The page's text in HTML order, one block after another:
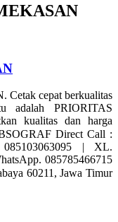
cepat berkualitas
adalah PRIORITAS
kualitas dan harga
Direct Call :
085103063095 | XL.
085785466715
60211, Jawa Timur